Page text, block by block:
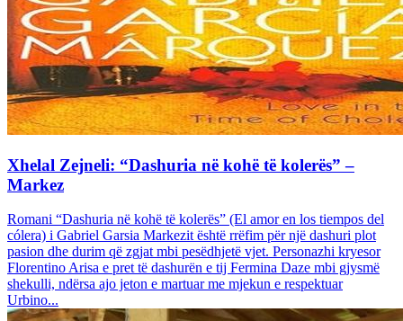
Xhelal Zejneli: “Dashuria në kohë të kolerës” –
Markez
Romani “Dashuria në kohë të kolerës” (El amor en los tiempos del
cólera) i Gabriel Garsia Markezit është rrëfim për një dashuri plot
pasion dhe durim që zgjat mbi pesëdhjetë vjet. Personazhi kryesor
Florentino Arisa e pret të dashurën e tij Fermina Daze mbi gjysmë
shekulli, ndërsa ajo jeton e martuar me mjekun e respektuar
Urbino...